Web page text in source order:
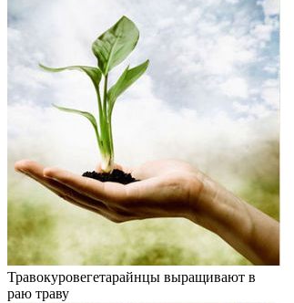
Травокуровегетарайнцы выращивают в
раю траву